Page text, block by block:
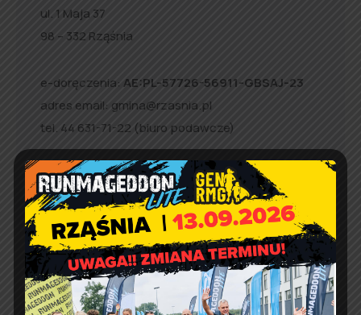
ul. 1 Maja 37
98 – 332 Rząśnia
e-doręczenia: AE:PL-57726-56911-GBSAJ-23
adres email: gmina@rzasnia.pl
tel. 44 631-71-22 (biuro podawcze)
Godziny otwarcia Urzędu:
pon.: 9:00 – 17:00
wt. – pt.: 7:30 – 15:30